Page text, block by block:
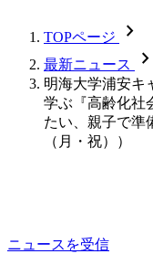
TOPページ chevron_forward
最新ニュース chevron_forward
明海大学浦安キ
学ぶ『高齢化社
たい、親子で準
（月・祝））
ニュースを受信